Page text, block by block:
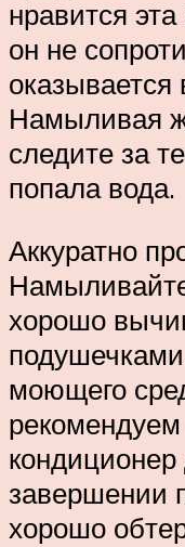
нравится
он не
оказывается
Намыливая
следите за
попала вода.
Аккуратно
хорошо
моющего
завершении
хорошо